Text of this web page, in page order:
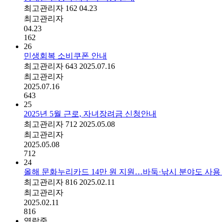
최고관리자 162 04.23
최고관리자
04.23
162
26
민생회복 소비쿠폰 안내
최고관리자 643 2025.07.16
최고관리자
2025.07.16
643
25
2025년 5월 근로, 자녀장려금 신청안내
최고관리자 712 2025.05.08
최고관리자
2025.05.08
712
24
올해 문화누리카드 14만 원 지원…바둑·낚시 분야도 사
최고관리자 816 2025.02.11
최고관리자
2025.02.11
816